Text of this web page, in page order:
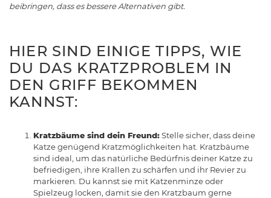
beibringen, dass es bessere Alternativen gibt.
HIER SIND EINIGE TIPPS, WIE
DU DAS KRATZPROBLEM IN
DEN GRIFF BEKOMMEN
KANNST:
Kratzbäume sind dein Freund:Stelle sicher, dass deine
Katze genügend Kratzmöglichkeiten hat. Kratzbäume
sind ideal, um das natürliche Bedürfnis deiner Katze zu
befriedigen, ihre Krallen zu schärfen und ihr Revier zu
markieren. Du kannst sie mit Katzenminze oder
Spielzeug locken, damit sie den Kratzbaum gerne